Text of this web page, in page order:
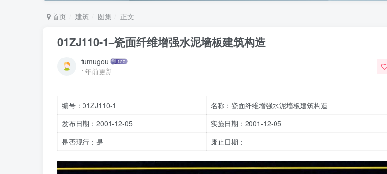
首页 建筑 图集 正文
01ZJ110-1–瓷面纤维增强水泥墙板建筑构造
tumugou
1年前更新
编号：01ZJ110-1
名称：瓷面纤维增强水泥墙板建筑构造
发布日期：2001-12-05
实施日期：2001-12-05
是否现行：是
废止日期：-